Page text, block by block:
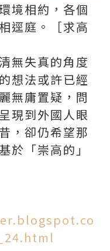
境相約，各個
逕庭。［求高
無失真的角度
想法或許已經
無庸置疑，問
現到外國人眼
，卻仍希望那
於「崇高的」